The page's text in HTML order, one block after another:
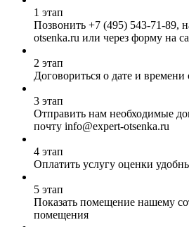
1 этап
Позвонить +7 (495) 543-71-89,
otsenka.ru или через форму на
2 этап
Договориться о дате и
3 этап
Отправить нам необходимые
почту info@expert-otsenka.ru
4 этап
Оплатить услугу оценки
5 этап
Показать помещение нашему
помещения